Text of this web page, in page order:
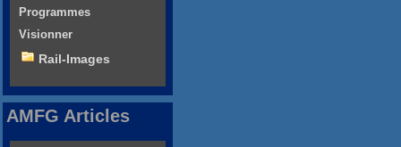
Programmes
Visionner
Rail-Images
AMFG Articles